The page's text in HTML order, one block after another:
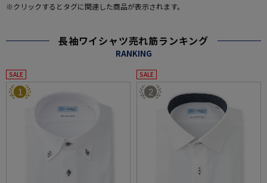
※クリックするとタグに関連した商品が表示されます。
長袖ワイシャツ売れ筋ランキング
RANKING
SALE
1
SALE
2